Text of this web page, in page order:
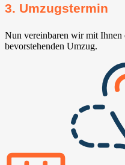
3. Umzugstermin
Nun vereinbaren wir mit Ihnen
bevorstehenden Umzug.